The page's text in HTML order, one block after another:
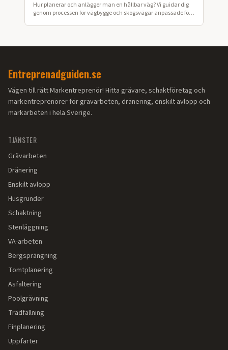
Hur planerar och anlägger man en hållbar väg? Vi guidar dig
genom processen för vägbygge och skogsvägar anpassade för
Entreprenadguiden.se
Vägen till rätt Markentreprenör! Hitta grävare, schaktföretag och
markentreprenörer för grävarbeten, dränering, enskilt avlopp och
markarbeten i hela Sverige.
TJÄNSTER
Grävarbeten
Dränering
Enskilt avlopp
Husgrunder
Schaktning
Stenläggning
VA-arbeten
Bergsprängning
Tomtplanering
Asfaltering
Poolgrävning
Trädfällning
Finplanering
Uppfarter